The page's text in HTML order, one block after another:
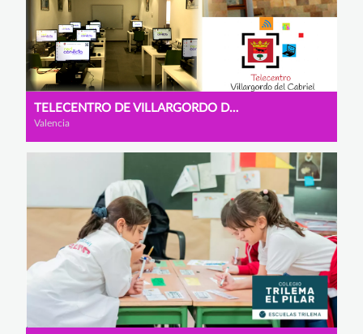
TELECENTRO DE VILLARGORDO DEL CABRIEL
Valencia